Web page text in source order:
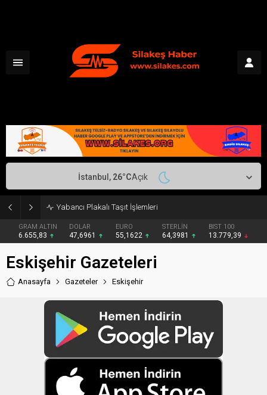
Yabancı Plakalı Taşıt İşlemleri
GRAM ALTIN
6.655,83
DOLAR
47,6961
EURO
55,1622
STERLİN
64,3981
BIST 100
13.779,39
İstanbul, 26°CAçık
Eskişehir Gazeteleri
Anasayfa Gazeteler Eskişehir